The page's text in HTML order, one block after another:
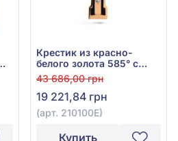
Крестик из красно-
белого золота 585° с
чёрной эмалью, арт.
210100Е
43 686,00 грн
19 221,84 грн
(арт. 210100Е)
Купить